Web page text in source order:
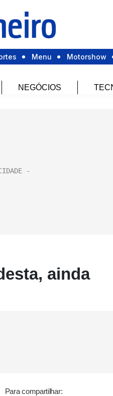
Menu Motorshow
NEGÓCIOS
ainda
Para compartilhar: